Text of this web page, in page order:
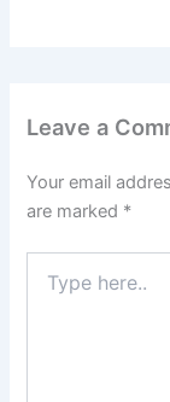
Leave a
Your email
are marked *
here..